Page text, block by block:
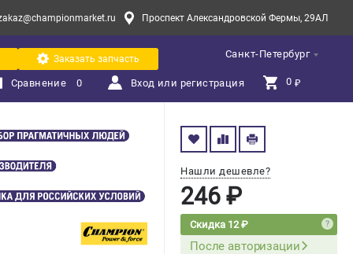
Проспект Александровской Фермы, 29АЛ
Санкт-Петербург
Заказать запчасть
Сравнение 0 Вход или регистрация 0 ₽
Нашли дешевле?
246 ₽
Скидка 12 ₽
После авторизации